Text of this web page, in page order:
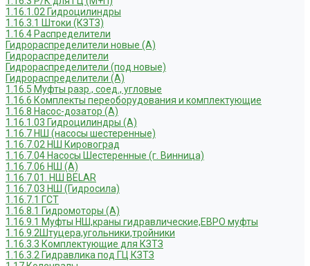
1.16.1.02 Гидроцилиндры
1.16.3.1 Штоки (КЗТЗ)
1.16.4 Распределители
Гидрораспределители новые (А)
Гидрораспределители
Гидрораспределители (под новые)
Гидрораспределители (А)
1.16.5 Муфты разр., соед., угловые
1.16.6 Комплекты переоборудования и комплектующие
1.16.8 Насос-дозатор (А)
1.16.1.03 Гидроцилиндры (А)
1.16.7 НШ (насосы шестеренные)
1.16.7.02 НШ Кировоград
1.16.7.04 Насосы Шестеренные (г. Винница)
1.16.7.06 НШ (А)
1.16.7.01. НШ BELAR
1.16.7.03 НШ (Гидросила)
1.16.7.1 ГСТ
1.16.8.1 Гидромоторы (А)
1.16.9.1 Муфты НШ,краны гидравлические,ЕВРО муфты
1.16.9.2Штуцера,угольники,тройники
1.16.3.3 Комплектующие для КЗТЗ
1.16.3.2 Гидравлика под ГЦ КЗТЗ